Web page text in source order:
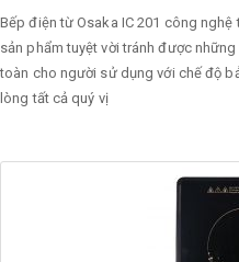
Bếp điện từ Osaka IC 201 công
sản phẩm tuyệt vời tránh được
toàn cho người sử dụng với chế độ
lòng tất cả quý vị